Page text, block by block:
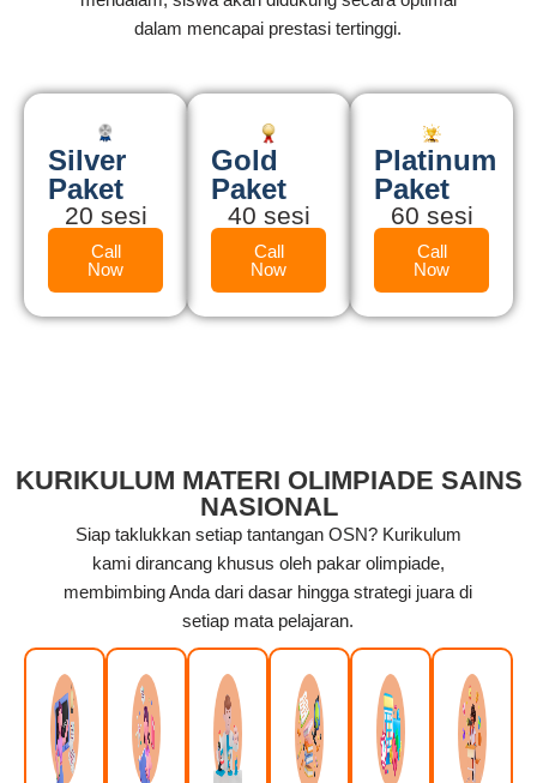
dalam mencapai prestasi tertinggi.
Silver
Paket
20 sesi
Call
Now
Gold
Paket
40 sesi
Call
Now
Platinum
Paket
60 sesi
Call
Now
KURIKULUM MATERI OLIMPIADE SAINS
NASIONAL
Siap taklukkan setiap tantangan OSN? Kurikulum
kami dirancang khusus oleh pakar olimpiade,
membimbing Anda dari dasar hingga strategi juara di
setiap mata pelajaran.